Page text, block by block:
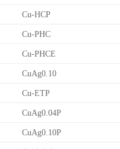
Cu-HCP
Cu-PHC
Cu-PHCE
CuAg0.10
Cu-ETP
CuAg0.04P
CuAg0.10P